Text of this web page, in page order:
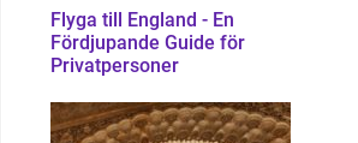
Flyga till England - En
Fördjupande Guide för
Privatpersoner